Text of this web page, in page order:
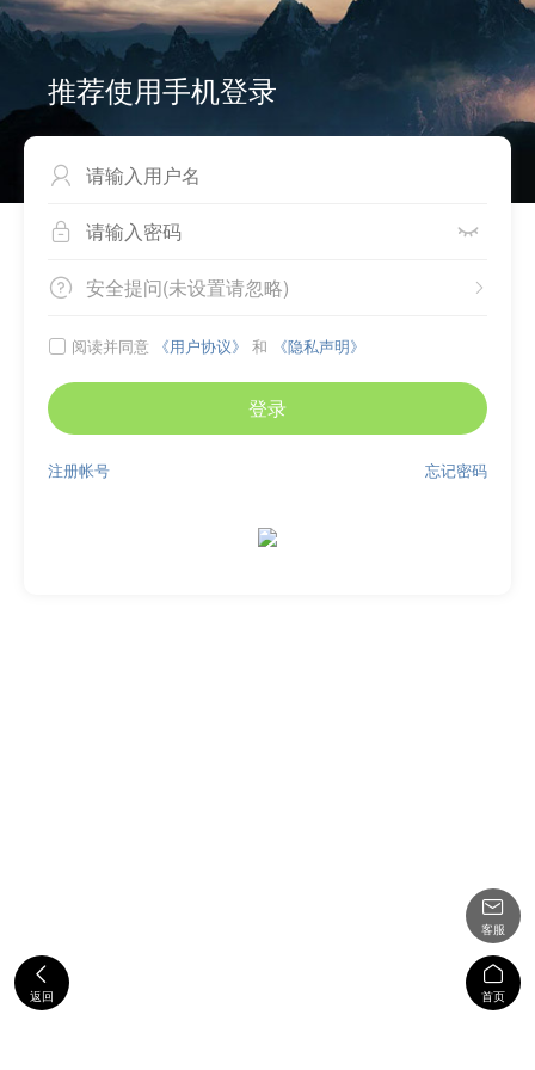
推荐使用手机登录

 
 
安全提问(未设置请忽略)
 阅读并同意 《用户协议》 和 《隐私声明》
登录
忘记密码
注册帐号

返回

客服

首页